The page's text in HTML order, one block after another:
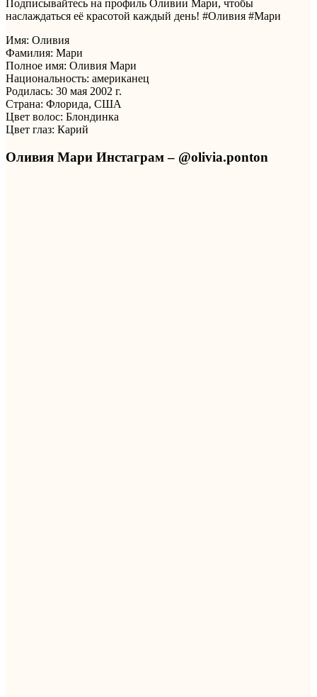
Подписывайтесь на профиль Оливии Мари, чтобы
наслаждаться её красотой каждый день! #Оливия #Мари
Имя: Оливия
Фамилия: Мари
Полное имя: Оливия Мари
Национальность: американец
Родилась: 30 мая 2002 г.
Страна: Флорида, США
Цвет волос: Блондинка
Цвет глаз: Карий
Оливия Мари Инстаграм – @olivia.ponton